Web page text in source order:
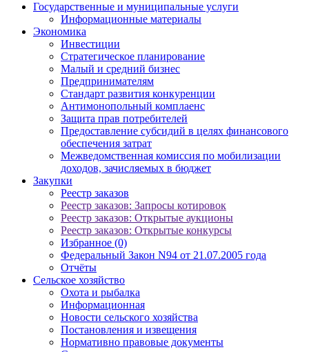
Государственные и муниципальные услуги
Информационные материалы
Экономика
Инвестиции
Стратегическое планирование
Малый и средний бизнес
Предпринимателям
Стандарт развития конкуренции
Антимонопольный комплаенс
Защита прав потребителей
Предоставление субсидий в целях финансового
обеспечения затрат
Межведомственная комиссия по мобилизации
доходов, зачисляемых в бюджет
Закупки
Реестр заказов
Реестр заказов: Запросы котировок
Реестр заказов: Открытые аукционы
Реестр заказов: Открытые конкурсы
Избранное (0)
Федеральный Закон N94 от 21.07.2005 года
Отчёты
Сельское хозяйство
Охота и рыбалка
Информационная
Новости сельского хозяйства
Постановления и извещения
Нормативно правовые документы